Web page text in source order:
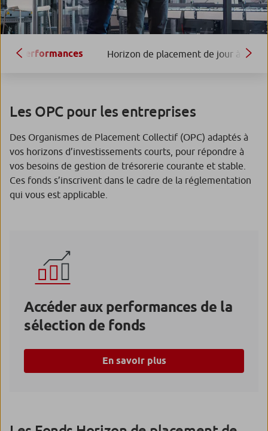
Performances Horizon de placement de jour à 6
Les OPC pour les entreprises
Des Organismes de Placement Collectif (OPC) adaptés à
vos horizons d’investissements courts, pour répondre à
vos besoins de gestion de trésorerie courante et stable.
Ces fonds s’inscrivent dans le cadre de la réglementation
qui vous est applicable.
Accéder aux performances de la
sélection de fonds
En savoir plus